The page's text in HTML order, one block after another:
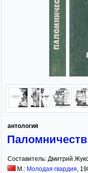
антология
Составитель: Дмитрий
М.: Молодая гвардия,